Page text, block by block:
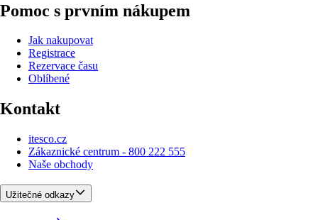
Pomoc s prvním nákupem
Jak nakupovat
Registrace
Rezervace času
Oblíbené
Kontakt
itesco.cz
Zákaznické centrum - 800 222 555
Naše obchody
Užitečné odkazy